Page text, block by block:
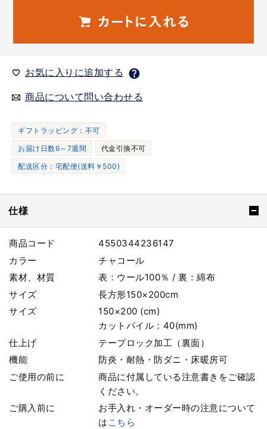
お気に入りに追加する
商品について問い合わせる
ギフトラッピング：不可
お届け日数6～7週間
代金引換不可
配送区分：宅配便(送料￥500)
仕様
商品コード
4550344236147
カラー
チャコール
素材、材質
表：ウール100％ / 裏：綿布
サイズ
長方形150×200cm
サイズ
150×200 (cm)
カットパイル：40(mm)
仕上げ
テープロック加工（裏面）
機能
防炎・耐熱・防ダニ・床暖房可
ご使用の前に
商品に付属している注意書きをご確認
ください。
ご購入前に
お手入れ・オーダー時の注意について
は こちら